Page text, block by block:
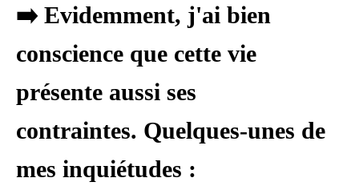
➡️ Evidemment, j'ai bien
conscience que cette vie
présente aussi ses
contraintes. Quelques-unes de
mes inquiétudes :